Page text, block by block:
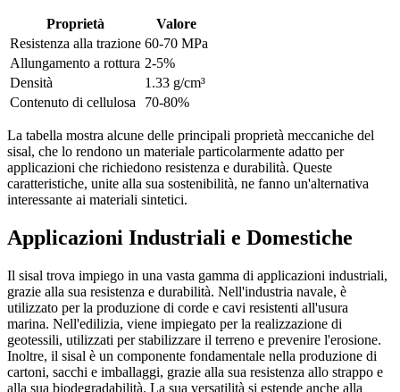
Proprietà
Valore
Resistenza alla trazione 60-70 MPa
Allungamento a rottura 2-5%
Densità
1.33 g/cm³
Contenuto di cellulosa
70-80%
La tabella mostra alcune delle principali proprietà meccaniche del
sisal, che lo rendono un materiale particolarmente adatto per
applicazioni che richiedono resistenza e durabilità. Queste
caratteristiche, unite alla sua sostenibilità, ne fanno un'alternativa
interessante ai materiali sintetici.
Applicazioni Industriali e Domestiche
Il sisal trova impiego in una vasta gamma di applicazioni industriali,
grazie alla sua resistenza e durabilità. Nell'industria navale, è
utilizzato per la produzione di corde e cavi resistenti all'usura
marina. Nell'edilizia, viene impiegato per la realizzazione di
geotessili, utilizzati per stabilizzare il terreno e prevenire l'erosione.
Inoltre, il sisal è un componente fondamentale nella produzione di
cartoni, sacchi e imballaggi, grazie alla sua resistenza allo strappo e
alla sua biodegradabilità. La sua versatilità si estende anche alla